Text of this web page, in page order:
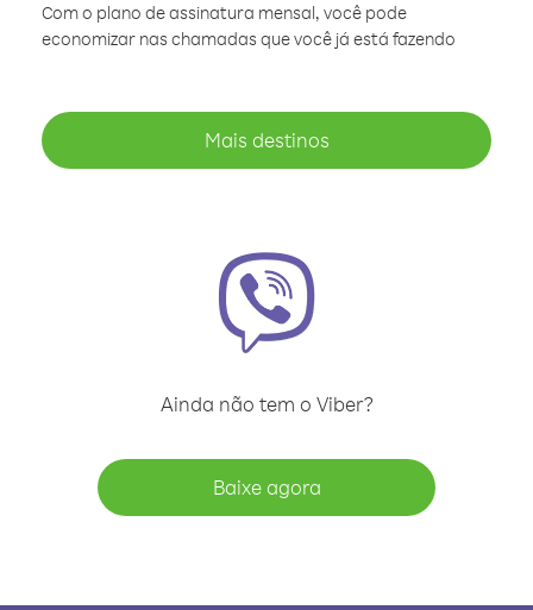
Com o plano de assinatura mensal, você pode
economizar nas chamadas que você já está fazendo
Mais destinos
Ainda não tem o Viber?
Baixe agora